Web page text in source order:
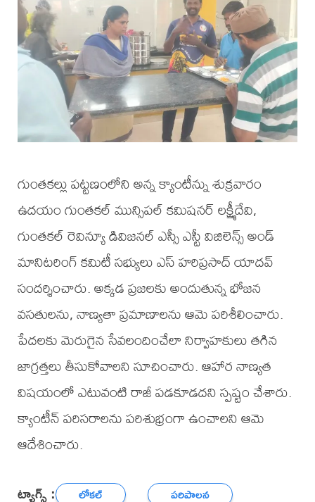
గుంతకల్లు పట్టణంలోని అన్న క్యాంటీన్ను శుక్రవారం
ఉదయం గుంతకల్ మున్సిపల్ కమిషనర్ లక్ష్మీదేవి,
గుంతకల్ రెవిన్యూ డివిజనల్ ఎస్సీ ఎస్టీ విజిలెన్స్ అండ్
మానిటరింగ్ కమిటీ సభ్యులు ఎస్ హరిప్రసాద్ యాదవ్
సందర్శించారు. అక్కడ ప్రజలకు అందుతున్న భోజన
వసతులను, నాణ్యతా ప్రమాణాలను ఆమె పరిశీలించారు.
పేదలకు మెరుగైన సేవలందించేలా నిర్వాహకులు తగిన
జాగ్రత్తలు తీసుకోవాలని సూచించారు. ఆహార నాణ్యత
విషయంలో ఎటువంటి రాజీ పడకూడదని స్పష్టం చేశారు.
క్యాంటీన్ పరిసరాలను పరిశుభ్రంగా ఉంచాలని ఆమె
ఆదేశించారు.
ట్యాగ్స్ : లోకల్ పరిపాలన